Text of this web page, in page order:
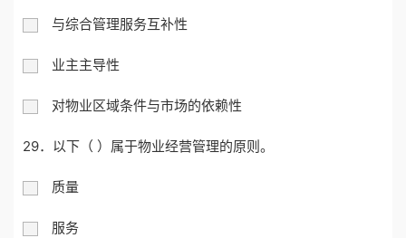
与综合管理服务互补性
业主主导性
对物业区域条件与市场的依赖性
29．以下（ ）属于物业经营管理的原则。
质量
服务